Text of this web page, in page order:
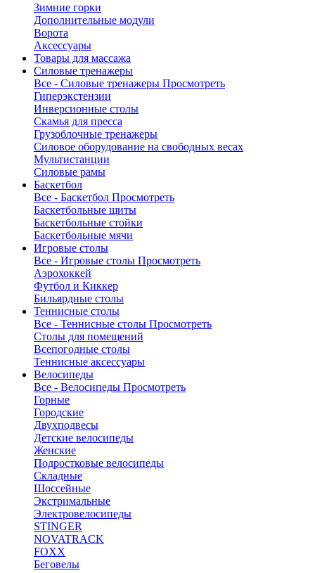
Зимние горки
Дополнительные модули
Ворота
Аксессуары
Товары для массажа
Силовые тренажеры
Все - Силовые тренажеры Просмотреть
Гиперэкстензии
Инверсионные столы
Скамья для пресса
Грузоблочные тренажеры
Силовое оборудование на свободных весах
Мультистанции
Силовые рамы
Баскетбол
Все - Баскетбол Просмотреть
Баскетбольные щиты
Баскетбольные стойки
Баскетбольные мячи
Игровые столы
Все - Игровые столы Просмотреть
Аэрохоккей
Футбол и Киккер
Бильярдные столы
Теннисные столы
Все - Теннисные столы Просмотреть
Столы для помещений
Всепогодные столы
Теннисные аксессуары
Велосипеды
Все - Велосипеды Просмотреть
Горные
Городские
Двухподвесы
Детские велосипеды
Женские
Подростковые велосипеды
Складные
Шоссейные
Экстримальные
Электровелосипеды
STINGER
NOVATRACK
FOXX
Беговелы